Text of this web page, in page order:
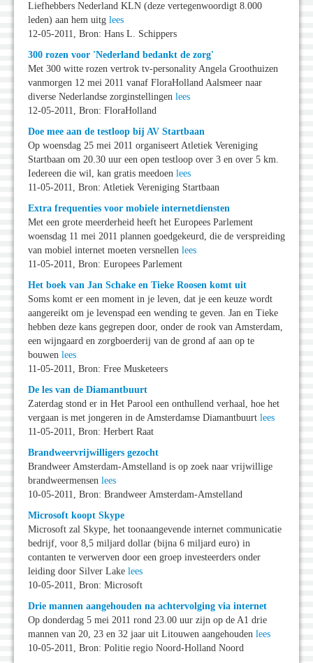
Liefhebbers Nederland KLN (deze vertegenwoordigt 8.000
leden) aan hem uitg lees
12-05-2011, Bron: Hans L. Schippers
300 rozen voor 'Nederland bedankt de zorg'
Met 300 witte rozen vertrok tv-personality Angela Groothuizen
vanmorgen 12 mei 2011 vanaf FloraHolland Aalsmeer naar
diverse Nederlandse zorginstellingen lees
12-05-2011, Bron: FloraHolland
Doe mee aan de testloop bij AV Startbaan
Op woensdag 25 mei 2011 organiseert Atletiek Vereniging
Startbaan om 20.30 uur een open testloop over 3 en over 5 km.
Iedereen die wil, kan gratis meedoen lees
11-05-2011, Bron: Atletiek Vereniging Startbaan
Extra frequenties voor mobiele internetdiensten
Met een grote meerderheid heeft het Europees Parlement
woensdag 11 mei 2011 plannen goedgekeurd, die de verspreiding
van mobiel internet moeten versnellen lees
11-05-2011, Bron: Europees Parlement
Het boek van Jan Schake en Tieke Roosen komt uit
Soms komt er een moment in je leven, dat je een keuze wordt
aangereikt om je levenspad een wending te geven. Jan en Tieke
hebben deze kans gegrepen door, onder de rook van Amsterdam,
een wijngaard en zorgboerderij van de grond af aan op te
bouwen lees
11-05-2011, Bron: Free Musketeers
De les van de Diamantbuurt
Zaterdag stond er in Het Parool een onthullend verhaal, hoe het
vergaan is met jongeren in de Amsterdamse Diamantbuurt lees
11-05-2011, Bron: Herbert Raat
Brandweervrijwilligers gezocht
Brandweer Amsterdam-Amstelland is op zoek naar vrijwillige
brandweermensen lees
10-05-2011, Bron: Brandweer Amsterdam-Amstelland
Microsoft koopt Skype
Microsoft zal Skype, het toonaangevende internet communicatie
bedrijf, voor 8,5 miljard dollar (bijna 6 miljard euro) in
contanten te verwerven door een groep investeerders onder
leiding door Silver Lake lees
10-05-2011, Bron: Microsoft
Drie mannen aangehouden na achtervolging via internet
Op donderdag 5 mei 2011 rond 23.00 uur zijn op de A1 drie
mannen van 20, 23 en 32 jaar uit Litouwen aangehouden lees
10-05-2011, Bron: Politie regio Noord-Holland Noord